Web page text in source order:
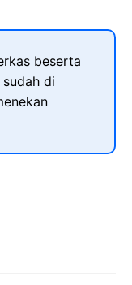
beserta
di